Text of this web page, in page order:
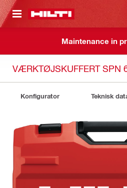
HOVEDINDHOLD
Maintenance in
VÆRKTØJSKUFFERT SPN
Konfigurator Teknisk